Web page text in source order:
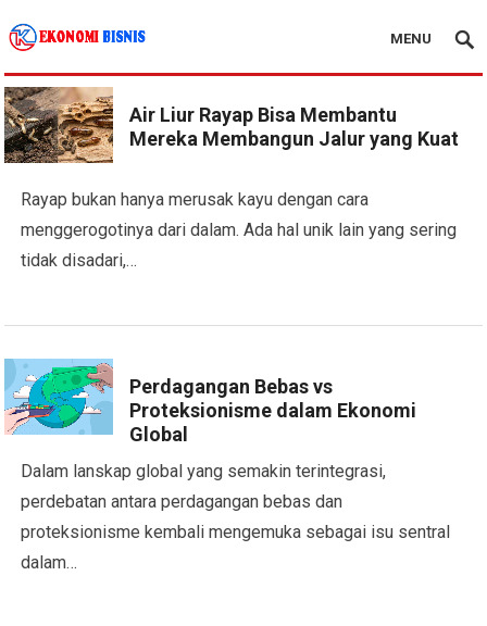
Kanal Ekonomi Bisnis
MENU
Air Liur Rayap Bisa Membantu
Mereka Membangun Jalur yang Kuat
Rayap bukan hanya merusak kayu dengan cara
menggerogotinya dari dalam. Ada hal unik lain yang sering
tidak disadari,…
Perdagangan Bebas vs
Proteksionisme dalam Ekonomi
Global
Dalam lanskap global yang semakin terintegrasi,
perdebatan antara perdagangan bebas dan
proteksionisme kembali mengemuka sebagai isu sentral
dalam…